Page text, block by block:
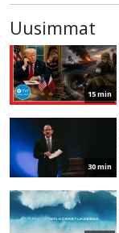
Uusimmat
15 min
30 min